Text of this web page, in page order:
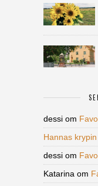
dessi om
Hannas krypin
dessi om
Katarina om